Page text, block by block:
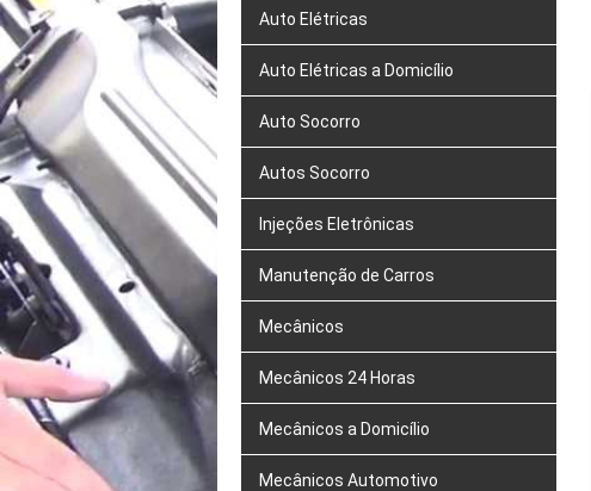
Auto Elétricas
Auto Elétricas a Domicílio
Auto Socorro
Autos Socorro
Injeções Eletrônicas
Manutenção de Carros
Mecânicos
Mecânicos 24 Horas
Mecânicos a Domicílio
Mecânicos Automotivo